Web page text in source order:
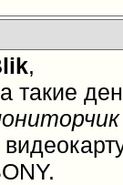
,
такие